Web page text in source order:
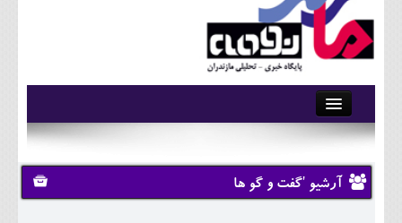
آرشیو
تماس با ما
وبلاگ
آرشیو 'گفت و گو ها